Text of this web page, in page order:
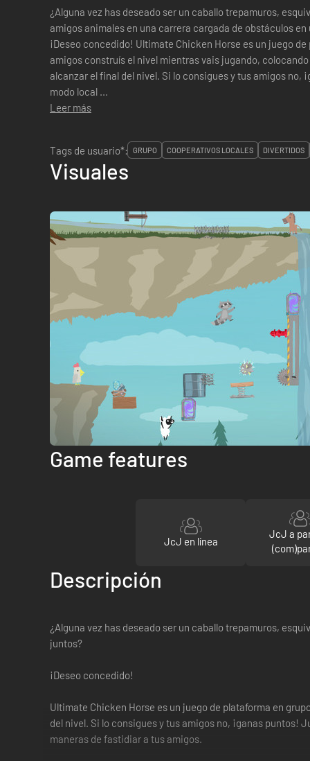
¿Alguna vez has deseado ser un caballo trepamuros,
amigos animales en una carrera cargada de obstáculos
¡Deseo concedido! Ultimate Chicken Horse es un juego de plataforma en grupo en el que tú y tus
amigos construís el nivel mientras vais jugando,
alcanzar el final del nivel. Si lo consigues y tus amigos no,
modo local ...
Leer más
Tags de usuario*:
GRUPO COOPERATIVOS LOCALES DIVERTIDOS
Visuales
Game features
JcJ en línea
JcJ a
Descripción
¿Alguna vez has deseado ser un caballo trepamuros,
juntos?
¡Deseo concedido!
Ultimate Chicken Horse es un juego de plataforma en
del nivel. Si lo consigues y tus amigos no, ¡ganas puntos!
maneras de fastidiar a tus amigos.